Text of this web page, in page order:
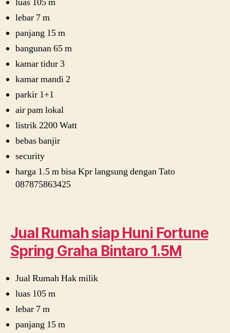
luas 105 m
lebar 7 m
panjang 15 m
bangunan 65 m
kamar tidur 3
kamar mandi 2
parkir 1+1
air pam lokal
listrik 2200 Watt
bebas banjir
security
harga 1.5 m bisa Kpr langsung dengan Tato
087875863425
Jual Rumah siap Huni Fortune
Spring Graha Bintaro 1.5M
Jual Rumah Hak milik
luas 105 m
lebar 7 m
panjang 15 m